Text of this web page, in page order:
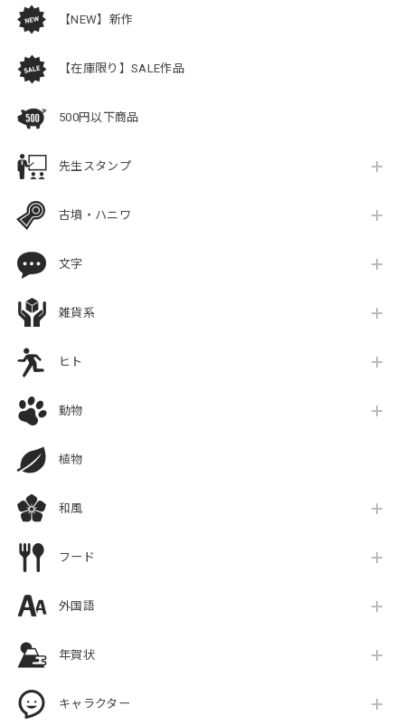
【NEW】新作
【在庫限り】SALE作品
500円以下商品
先生スタンプ
古墳・ハニワ
文字
雑貨系
ヒト
動物
植物
和風
フード
外国語
年賀状
キャラクター